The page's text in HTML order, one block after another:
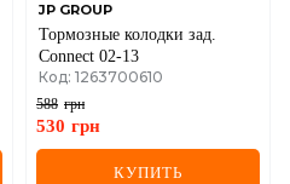
JP GROUP
Тормозные колодки зад.
Connect 02-13
Код: 1263700610
588 грн
530 грн
КУПИТЬ